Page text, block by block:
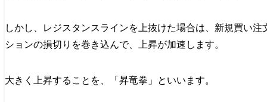
しかし、レジスタンスラインを上抜けた場合は、新規買い注
ションの損切りを巻き込んで、上昇が加速します。
大きく上昇することを、「昇竜拳」といいます。